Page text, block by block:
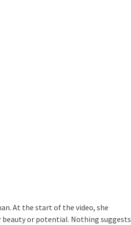
At the start of the video, she
or potential. Nothing suggests